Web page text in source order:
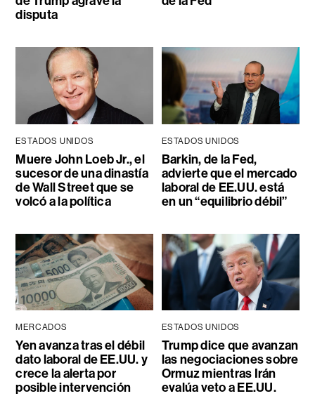
disputa
ESTADOS UNIDOS
Muere John Loeb Jr., el
sucesor de una dinastía
de Wall Street que se
volcó a la política
ESTADOS UNIDOS
Barkin, de la Fed,
advierte que el mercado
laboral de EE.UU. está
en un “equilibrio débil”
MERCADOS
Yen avanza tras el débil
dato laboral de EE.UU. y
crece la alerta por
posible intervención
ESTADOS UNIDOS
Trump dice que avanzan
las negociaciones sobre
Ormuz mientras Irán
evalúa veto a EE.UU.